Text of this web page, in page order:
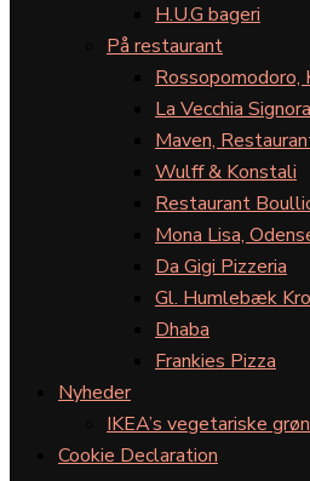
H.U.G bageri
På restaurant
Rossopomodoro,
La Vecchia
Maven,
Wulff & Konstali
Restaurant
Mona Lisa,
Da Gigi Pizzeria
Gl. Humlebæk Kro
Dhaba
Frankies Pizza
Nyheder
IKEA’s vegetariske
Cookie Declaration